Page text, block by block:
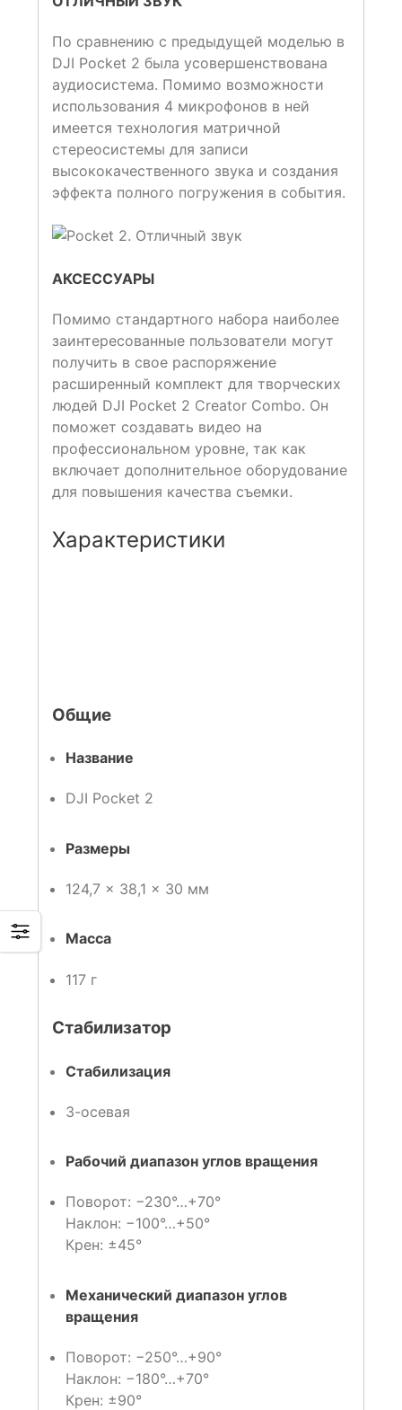
По сравнению с предыдущей моделью в
DJI Pocket 2 была усовершенствована
аудиосистема. Помимо возможности
использования 4 микрофонов в ней
имеется технология матричной
стереосистемы для записи
высококачественного звука и создания
эффекта полного погружения в события.
АКСЕССУАРЫ
Помимо стандартного набора наиболее
заинтересованные пользователи могут
получить в свое распоряжение
расширенный комплект для творческих
людей DJI Pocket 2 Creator Combo. Он
поможет создавать видео на
профессиональном уровне, так как
включает дополнительное оборудование
для повышения качества съемки.
Характеристики
Общие
Название
DJI Pocket 2
Размеры
124,7 × 38,1 × 30 мм
Масса
117 г
Стабилизатор
Стабилизация
3-осевая
Рабочий диапазон углов вращения
Поворот: −230°…+70°
Наклон: −100°…+50°
Крен: ±45°
Механический диапазон углов
вращения
Поворот: −250°…+90°
Наклон: −180°…+70°
Крен: ±90°